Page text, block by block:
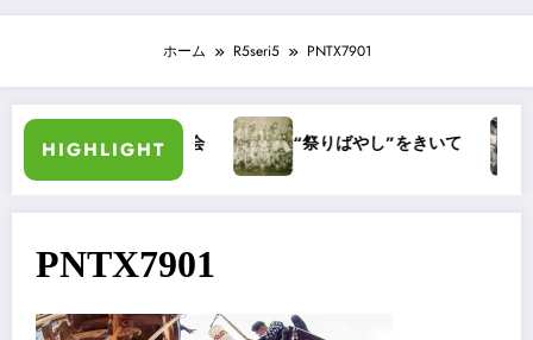
ホーム R5seri5 PNTX7901
HIGHLIGHT
宮ばやし保存発表会 “祭りばやし”をきいて
PNTX7901